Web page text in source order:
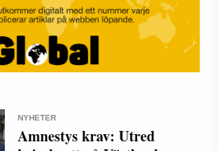
NYHETER
Amnestys krav: Utred